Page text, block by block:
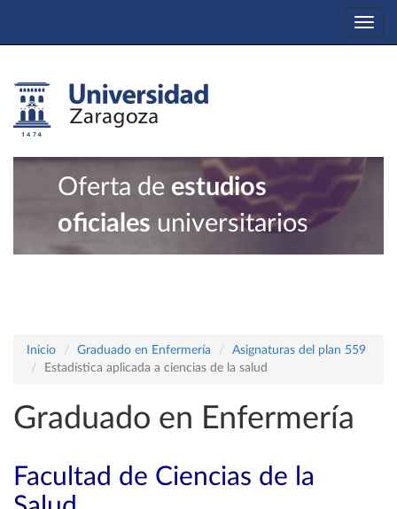
Oferta de estudios
oficiales universitarios
Inicio Graduado en Enfermería
Asignaturas del plan 559
Estadística aplicada a ciencias de la salud
Graduado en Enfermería
Facultad de Ciencias de la